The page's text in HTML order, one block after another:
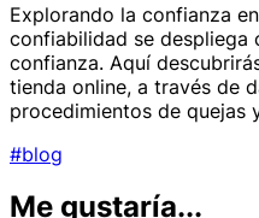
Explorando la confianza
confiabilidad se despliega
confianza. Aquí
tienda online, a través de
procedimientos de quejas
#blog
Me gustaría...